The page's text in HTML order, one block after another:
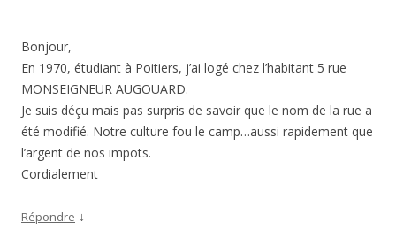
Bonjour,
En 1970, étudiant à Poitiers, j’ai logé chez l’habitant 5 rue
MONSEIGNEUR AUGOUARD.
Je suis déçu mais pas surpris de savoir que le nom de la rue a
été modifié. Notre culture fou le camp…aussi rapidement que
l’argent de nos impots.
Cordialement
Répondre ↓